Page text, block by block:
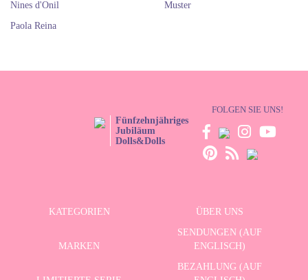
Nines d'Onil
Paola Reina
Muster
Fünfzehnjähriges
Jubiläum
Dolls&Dolls
FOLGEN SIE UNS!
KATEGORIEN ÜBER UNS
MARKEN
SENDUNGEN (AUF
ENGLISCH)
BEZAHLUNG (AUF